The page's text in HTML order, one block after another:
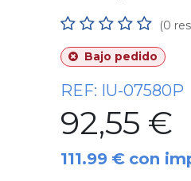
(0
Bajo pedido
REF: IU-07580P
92,55 €
111.99 € con